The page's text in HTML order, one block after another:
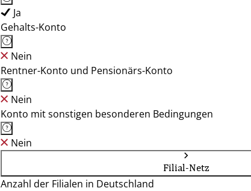
Ja
Gehalts-Konto
Nein
Rentner-Konto und Pensionärs-Konto
Nein
Konto mit sonstigen besonderen Bedingungen
Nein
Filial-Netz
Anzahl der Filialen in Deutschland